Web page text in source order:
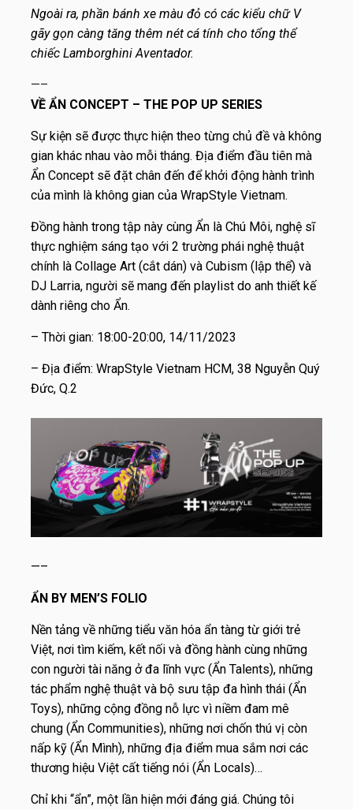
Ngoài ra, phần bánh xe màu đỏ có các kiểu chữ V
gãy gọn càng tăng thêm nét cá tính cho tổng thể
chiếc Lamborghini Aventador.
—–
VỀ ẨN CONCEPT – THE POP UP SERIES
Sự kiện sẽ được thực hiện theo từng chủ đề và không
gian khác nhau vào mỗi tháng. Địa điểm đầu tiên mà
Ẩn Concept sẽ đặt chân đến để khởi động hành trình
của mình là không gian của WrapStyle Vietnam.
Đồng hành trong tập này cùng Ẩn là Chú Môi, nghệ sĩ
thực nghiệm sáng tạo với 2 trường phái nghệ thuật
chính là Collage Art (cắt dán) và Cubism (lập thể) và
DJ Larria, người sẽ mang đến playlist do anh thiết kế
dành riêng cho Ẩn.
– Thời gian: 18:00-20:00, 14/11/2023
– Địa điểm: WrapStyle Vietnam HCM, 38 Nguyễn Quý
Đức, Q.2
—–
ẨN BY MEN’S FOLIO
Nền tảng về những tiểu văn hóa ẩn tàng từ giới trẻ
Việt, nơi tìm kiếm, kết nối và đồng hành cùng những
con người tài năng ở đa lĩnh vực (Ẩn Talents), những
tác phẩm nghệ thuật và bộ sưu tập đa hình thái (Ẩn
Toys), những cộng đồng nỗ lực vì niềm đam mê
chung (Ẩn Communities), những nơi chốn thú vị còn
nấp kỹ (Ẩn Mình), những địa điểm mua sắm nơi các
thương hiệu Việt cất tiếng nói (Ẩn Locals)…
Chỉ khi “ẩn”, một lần hiện mới đáng giá. Chúng tôi